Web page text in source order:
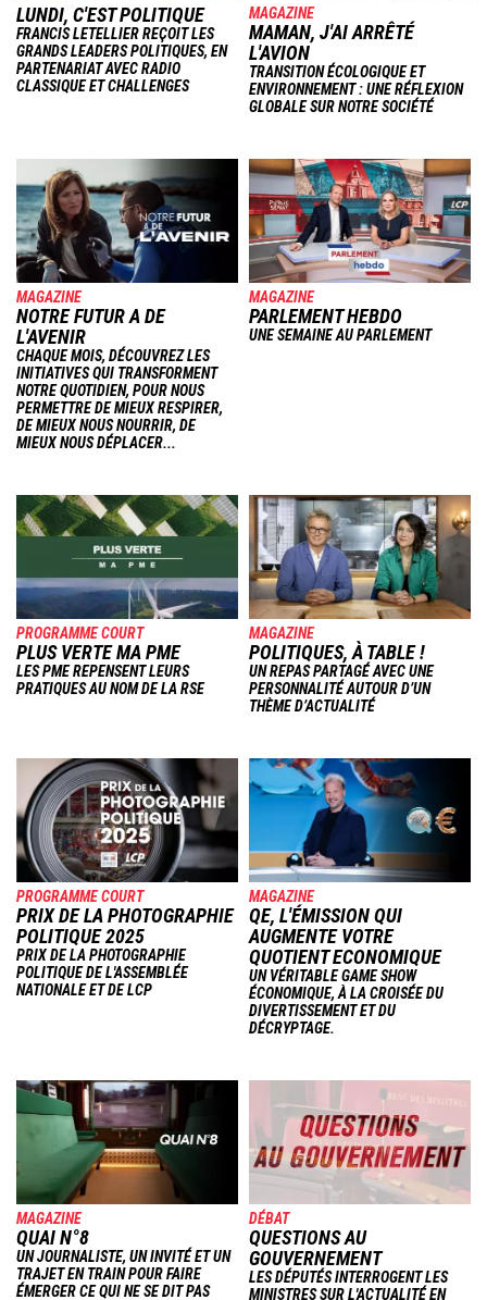
LUNDI, C'EST POLITIQUE
FRANCIS LETELLIER REÇOIT LES
GRANDS LEADERS POLITIQUES, EN
PARTENARIAT AVEC RADIO
CLASSIQUE ET CHALLENGES
MAGAZINE
MAMAN, J'AI ARRÊTÉ
L'AVION
TRANSITION ÉCOLOGIQUE ET
ENVIRONNEMENT : UNE RÉFLEXION
GLOBALE SUR NOTRE SOCIÉTÉ
Image
MAGAZINE
NOTRE FUTUR A DE
L'AVENIR
CHAQUE MOIS, DÉCOUVREZ LES
INITIATIVES QUI TRANSFORMENT
NOTRE QUOTIDIEN, POUR NOUS
PERMETTRE DE MIEUX RESPIRER,
DE MIEUX NOUS NOURRIR, DE
MIEUX NOUS DÉPLACER...
Image
MAGAZINE
PARLEMENT HEBDO
UNE SEMAINE AU PARLEMENT
Image
PROGRAMME COURT
PLUS VERTE MA PME
LES PME REPENSENT LEURS
PRATIQUES AU NOM DE LA RSE
Image
MAGAZINE
POLITIQUES, À TABLE !
UN REPAS PARTAGÉ AVEC UNE
PERSONNALITÉ AUTOUR D’UN
THÈME D’ACTUALITÉ
Image
PROGRAMME COURT
PRIX DE LA PHOTOGRAPHIE
POLITIQUE 2025
PRIX DE LA PHOTOGRAPHIE
POLITIQUE DE L'ASSEMBLÉE
NATIONALE ET DE LCP
Image
MAGAZINE
QE, L'ÉMISSION QUI
AUGMENTE VOTRE
QUOTIENT ECONOMIQUE
UN VÉRITABLE GAME SHOW
ÉCONOMIQUE, À LA CROISÉE DU
DIVERTISSEMENT ET DU
DÉCRYPTAGE.
Image
MAGAZINE
QUAI N°8
UN JOURNALISTE, UN INVITÉ ET UN
TRAJET EN TRAIN POUR FAIRE
ÉMERGER CE QUI NE SE DIT PAS
DÉBAT
QUESTIONS AU
GOUVERNEMENT
LES DÉPUTÉS INTERROGENT LES
MINISTRES SUR L'ACTUALITÉ EN